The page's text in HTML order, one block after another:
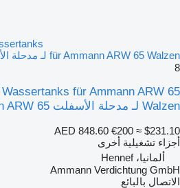
für Ammann ARW 65 Walzen لـ مدحلة الأسفلت Ammann ARW 65
8
für Ammann ARW 65
Walzen لـ مدحلة الأسفلت Ammann ARW 65
AED 848.60 €200 ≈ $231.10
أجزاء تشغيلية أخرى
ألمانيا، Hennef
Ammann Verdichtung GmbH
الاتصال بالبائع